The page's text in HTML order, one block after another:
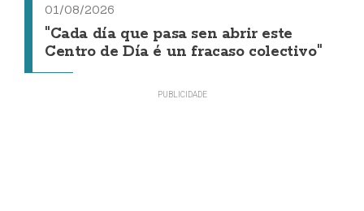
01/08/2026
"Cada día que pasa sen abrir este
Centro de Día é un fracaso colectivo"